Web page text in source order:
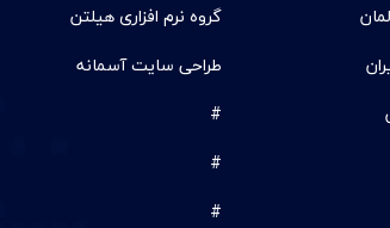
گروه نرم افزاری هیلتن
طراحی سایت آسمانه
#
#
#